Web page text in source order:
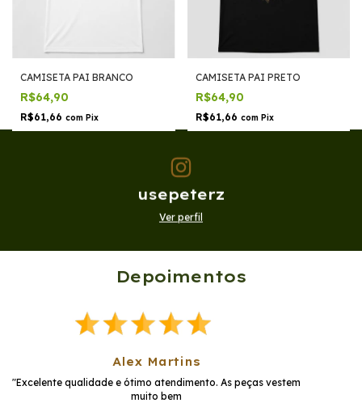
CAMISETA PAI BRANCO
R$64,90
R$61,66 com Pix
CAMISETA PAI PRETO
R$64,90
R$61,66 com Pix
usepeterz
Ver perfil
Depoimentos
Alex Martins
"Excelente qualidade e ótimo atendimento. As peças vestem
muito bem